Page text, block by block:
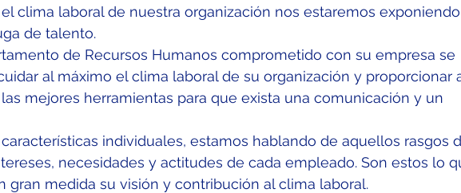
clima laboral de nuestra organización nos estaremos
de talento.
de Recursos Humanos comprometido con su empresa se
al máximo el clima laboral de su organización y proporcionar
mejores herramientas para que exista una comunicación y un
individuales, estamos hablando de aquellos rasgos
necesidades y actitudes de cada empleado. Son estos lo
gran medida su visión y contribución al clima laboral.